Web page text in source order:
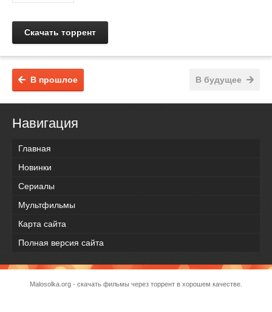
Скачать торрент
В будущее
В прошлое
Навигация
Главная
Новинки
Сериалы
Мультфильмы
Карта сайта
Полная версия сайта
Malosolka.org - скачать фильмы через торрент в хорошем качестве.